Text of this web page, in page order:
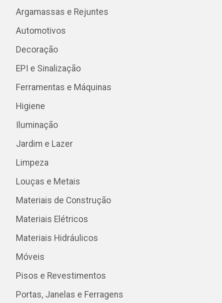
Argamassas e Rejuntes
Automotivos
Decoração
EPI e Sinalização
Ferramentas e Máquinas
Higiene
Iluminação
Jardim e Lazer
Limpeza
Louças e Metais
Materiais de Construção
Materiais Elétricos
Materiais Hidráulicos
Móveis
Pisos e Revestimentos
Portas, Janelas e Ferragens